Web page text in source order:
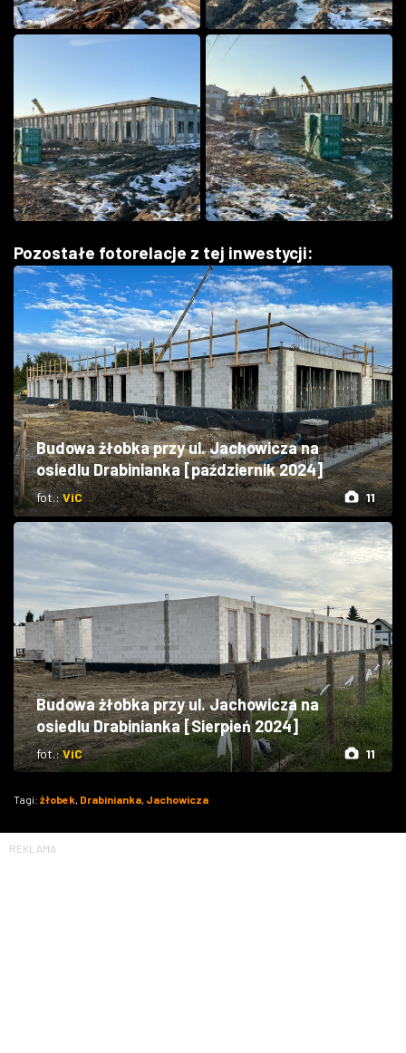
Pozostałe fotorelacje z tej inwestycji:
Budowa żłobka przy ul. Jachowicza na
osiedlu Drabinianka [październik 2024]
fot.:ViC 11
Budowa żłobka przy ul. Jachowicza na
osiedlu Drabinianka [Sierpień 2024]
fot.:ViC 11
Tagi: żłobek, Drabinianka, Jachowicza
REKLAMA